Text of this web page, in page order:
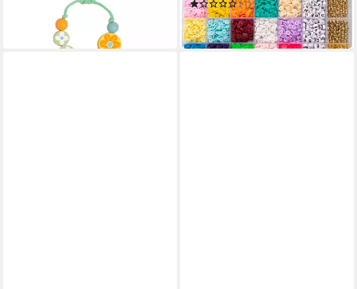
in 2-3 Werktagen bei dir
(1)
ab 19,99 €
in 4-5 Werktagen bei dir